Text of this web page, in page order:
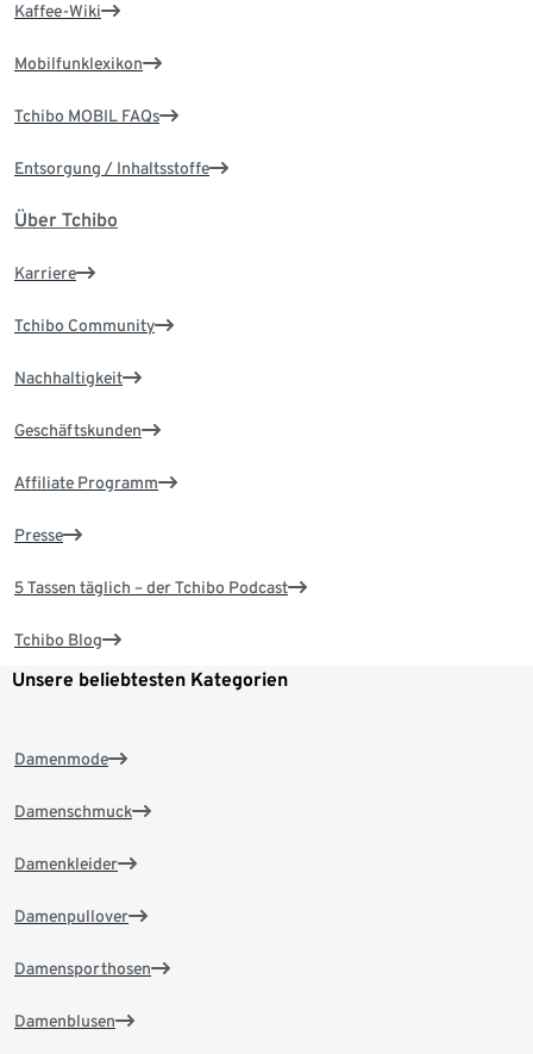
Kaffee-Wiki
Mobilfunklexikon
Tchibo MOBIL FAQs
Entsorgung / Inhaltsstoffe
Über Tchibo
Karriere
Tchibo Community
Nachhaltigkeit
Geschäftskunden
Affiliate Programm
Presse
5 Tassen täglich – der Tchibo Podcast
Tchibo Blog
Unsere beliebtesten Kategorien
Damenmode
Damenschmuck
Damenkleider
Damenpullover
Damensporthosen
Damenblusen